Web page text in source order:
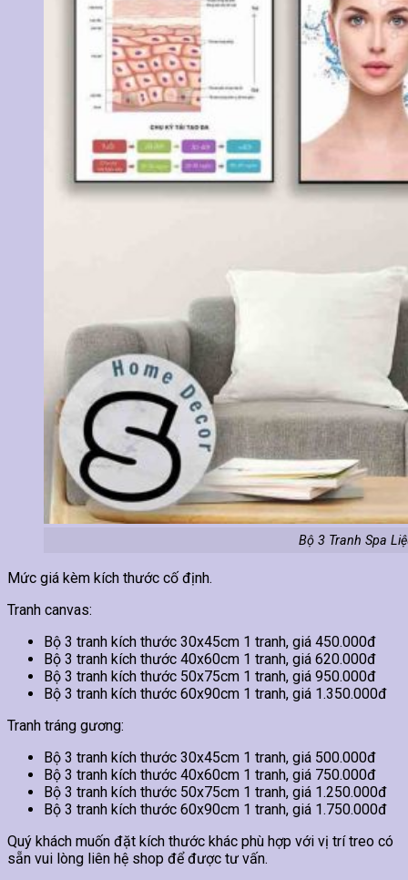
Bộ 3 Tranh Spa
Mức giá kèm kích thước cố định.
Tranh canvas:
Bộ 3 tranh kích thước 30x45cm 1 tranh, giá 450.000đ
Bộ 3 tranh kích thước 40x60cm 1 tranh, giá 620.000đ
Bộ 3 tranh kích thước 50x75cm 1 tranh, giá 950.000đ
Bộ 3 tranh kích thước 60x90cm 1 tranh, giá 1.350.000đ
Tranh tráng gương:
Bộ 3 tranh kích thước 30x45cm 1 tranh, giá 500.000đ
Bộ 3 tranh kích thước 40x60cm 1 tranh, giá 750.000đ
Bộ 3 tranh kích thước 50x75cm 1 tranh, giá 1.250.000đ
Bộ 3 tranh kích thước 60x90cm 1 tranh, giá 1.750.000đ
Quý khách muốn đặt kích thước khác phù hợp với vị trí treo có
sẵn vui lòng liên hệ shop để được tư vấn.